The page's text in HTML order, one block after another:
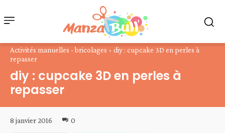
Activités manuelles - bricolages
diy : cupcake 3D en perles à
repasser
diy : cupcake 3D en perles à
repasser
8 janvier 2016 0